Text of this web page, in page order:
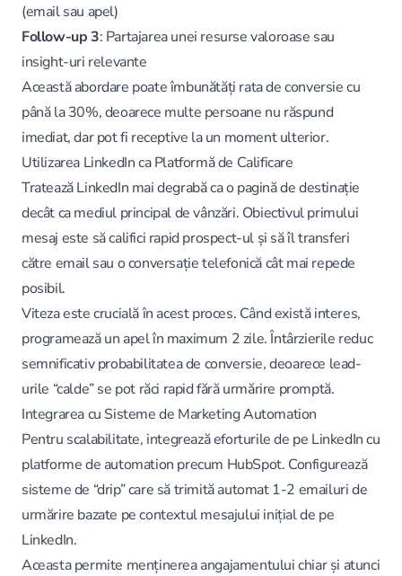
(email sau apel)
Follow-up 3: Partajarea unei resurse valoroase sau
insight-uri relevante
Această abordare poate îmbunătăți rata de conversie cu
până la 30%, deoarece multe persoane nu răspund
imediat, dar pot fi receptive la un moment ulterior.
Utilizarea LinkedIn ca Platformă de Calificare
Tratează LinkedIn mai degrabă ca o pagină de destinație
decât ca mediul principal de vânzări. Obiectivul primului
mesaj este să califici rapid prospect-ul și să îl transferi
către email sau o conversație telefonică cât mai repede
posibil.
Viteza este crucială în acest proces. Când există interes,
programează un apel în maximum 2 zile. Întârzierile reduc
semnificativ probabilitatea de conversie, deoarece lead-
urile “calde” se pot răci rapid fără urmărire promptă.
Integrarea cu Sisteme de Marketing Automation
Pentru scalabilitate, integrează eforturile de pe LinkedIn cu
platforme de automation precum HubSpot. Configurează
sisteme de “drip” care să trimită automat 1-2 emailuri de
urmărire bazate pe contextul mesajului inițial de pe
LinkedIn.
Aceasta permite menținerea angajamentului chiar și atunci